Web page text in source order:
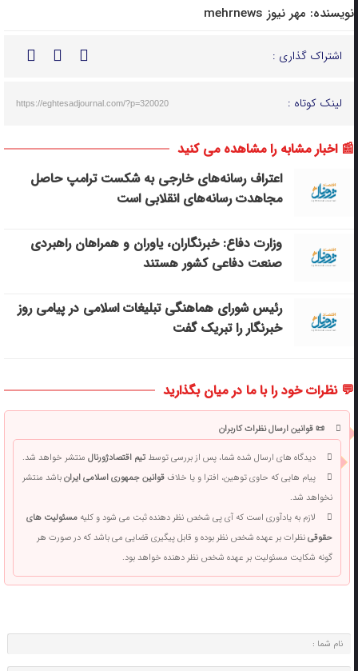
نویسنده: مهر نیوز mehrnews
اشتراک گذاری :
لینک کوتاه : https://eghtesadjournal.com/?p=320020
📰 اخبار مشابه را مشاهده می کنید
اعتراف رسانه‌های خارجی به شکست ترامپ حاصل
مجاهدت رسانه‌های انقلابی است
وزارت دفاع: خبرنگاران، یاوران و همراهان راهبردی
صنعت دفاعی کشور هستند
رئیس شورای هماهنگی تبلیغات اسلامی در پیامی روز
خبرنگار را تبریک گفت
💬 نظرات خود را با ما در میان بگذارید
📜 قوانین ارسال نظرات کاربران
دیدگاه های ارسال شده شما، پس از بررسی توسطتیم اقتصادژورنالمنتشر خواهد شد.
پیام هایی که حاوی توهین، افترا و یا خلافقوانین جمهوری اسلامی ایرانباشد منتشر
نخواهد شد.
لازم به یادآوری است که آی پی شخص نظر دهنده ثبت می شود و کلیهمسئولیت های
حقوقینظرات بر عهده شخص نظر بوده و قابل پیگیری قضایی می باشد که در صورت هر
گونه شکایت مسئولیت بر عهده شخص نظر دهنده خواهد بود.